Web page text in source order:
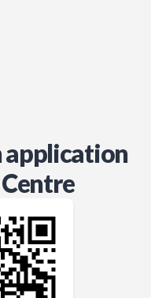
application